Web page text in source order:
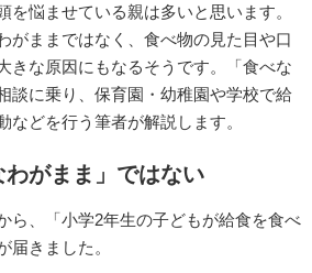
悩ませている親は多いと思います。
がままではなく、食べ物の見た目や口
きな原因にもなるそうです。「食べな
談に乗り、保育園・幼稚園や学校で給
などを行う筆者が解説します。
がまま」ではない
ら、「小学2年生の子どもが給食を食べ
届きました。